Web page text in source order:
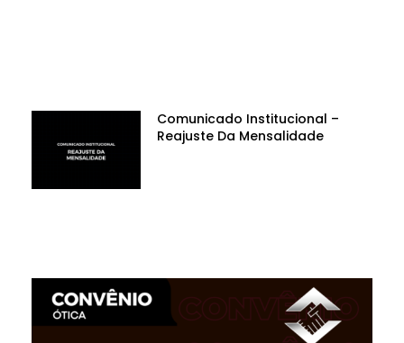
Comunicado Institucional –
Reajuste Da Mensalidade